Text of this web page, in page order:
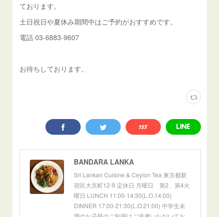
ております。
土日祝日や夏休み期間中はご予約がおすすめです。
電話 03-6883-9607
お待ちしております。
BANDARA LANKA
Sri Lankan Cuisine & Ceylon Tea 東京都新
宿区大京町12-9 定休日 月曜日 第2、第4火
曜日 LUNCH 11:00-14:30(L.O.14:00)
DINNER 17:00-21:30(L.O.21:00) 中学生未